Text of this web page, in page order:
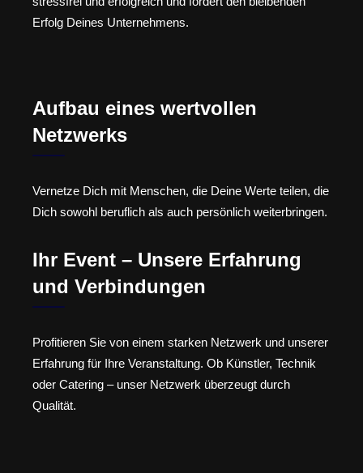
Erfolg Deines Unternehmens.
Aufbau eines wertvollen
Netzwerks
Vernetze Dich mit Menschen, die Deine Werte teilen, die
Dich sowohl beruflich als auch persönlich weiterbringen.
Ihr Event – Unsere Erfahrung
und Verbindungen
Profitieren Sie von einem starken Netzwerk und unserer
Erfahrung für Ihre Veranstaltung. Ob Künstler, Technik
oder Catering – unser Netzwerk überzeugt durch
Qualität.